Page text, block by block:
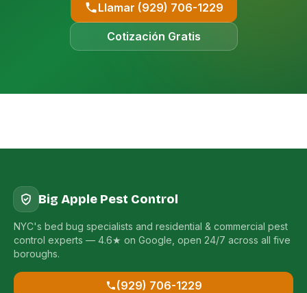
Llamar (929) 706-1229
Cotización Gratis
Big Apple Pest Control
NYC's bed bug specialists and residential & commercial pest
control experts — 4.6★ on Google, open 24/7 across all five
boroughs.
(929) 706-1229